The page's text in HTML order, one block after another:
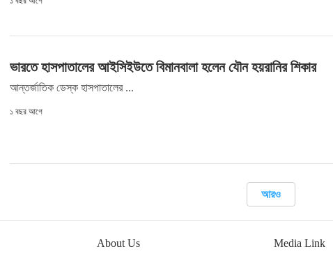
ভারতে হাসপাতালের আইসিইউতে বিমানবালা হলেন যৌন হয়রানির শিকার
আন্তর্জাতিক ডেস্ক হাসপাতালের ...
১ বছর আগে
আরও
About Us Media Link